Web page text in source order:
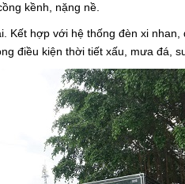
kềnh, nặng nề.
Kết hợp với hệ thống đèn xi
điều kiện thời tiết xấu, mưa đá,